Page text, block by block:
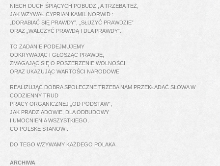
NIECH DUCH ŚPIĄCYCH POBUDZI, A TRZEBA TEŻ,
JAK WZYWAŁ CYPRIAN KAMIL NORWID :
„DORABIAĆ SIĘ PRAWDY”, „SŁUŻYĆ PRAWDZIE”
ORAZ „WALCZYĆ PRAWDĄ I DLA PRAWDY”.
TO ZADANIE PODEJMUJEMY
ODKRYWAJĄC I GŁOSZĄC PRAWDĘ,
ZMAGAJĄC SIĘ O POSZERZENIE WOLNOŚCI
ORAZ UKAZUJĄC WARTOŚCI NARODOWE.
REALIZUJĄC DOBRA SPOŁECZNE TRZEBA NAM PRZEKŁADAĆ SŁOWA W
CODZIENNY TRUD
PRACY ORGANICZNEJ „OD PODSTAW”,
JAK PRADZIADOWIE, DLA ODBUDOWY
I UMOCNIENIA WSZYSTKIEGO,
CO POLSKĘ STANOWI.
DO TEGO WZYWAMY KAŻDEGO POLAKA.
ARCHIWA